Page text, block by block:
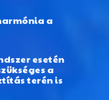
a
esetén
a
terén is